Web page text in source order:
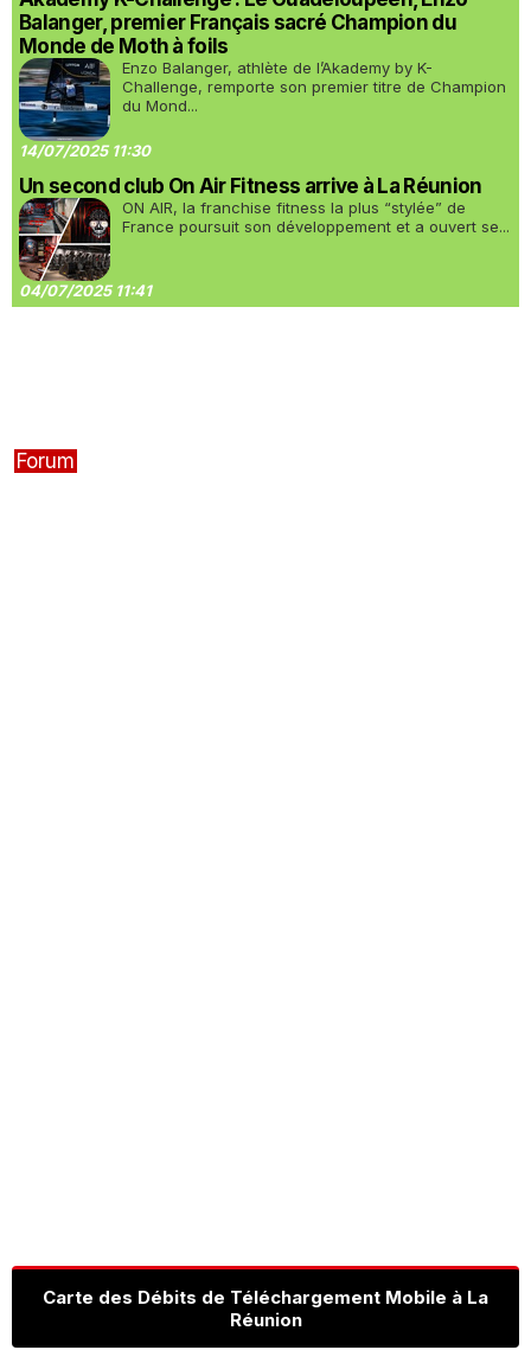
Balanger, premier Français sacré Champion du
Monde de Moth à foils
Enzo Balanger, athlète de l’Akademy by K-
Challenge, remporte son premier titre de Champion
du Mond...
14/07/2025 11:30
Un second club On Air Fitness arrive à La Réunion
ON AIR, la franchise fitness la plus “stylée” de
France poursuit son développement et a ouvert se...
04/07/2025 11:41
Forum
Carte des Débits de Téléchargement Mobile à La
Réunion